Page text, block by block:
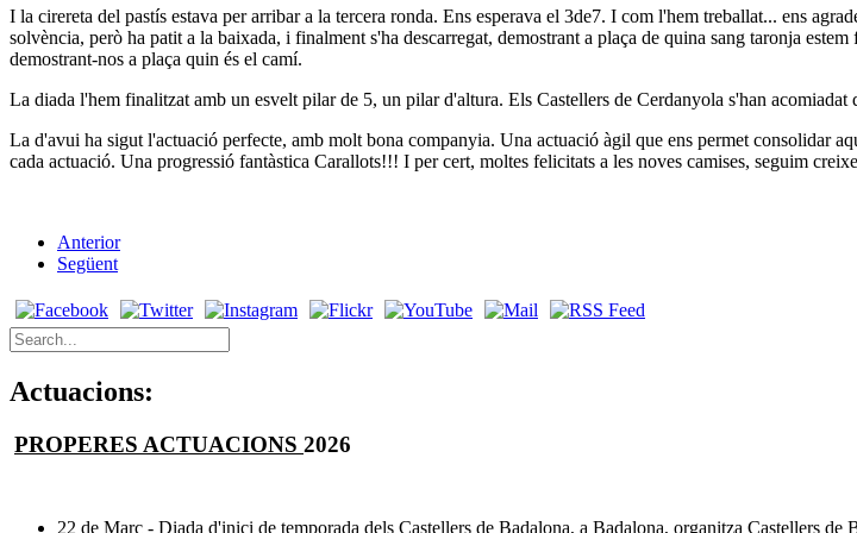
I la cirereta del pastís estava per arribar a la tercera ronda. Ens esperava el 3de7. I com l'hem treballat... ens
solvència, però ha patit a la baixada, i finalment s'ha descarregat, demostrant a plaça de quina sang taronja
demostrant-nos a plaça quin és el camí.
La diada l'hem finalitzat amb un esvelt pilar de 5, un pilar d'altura. Els Castellers de Cerdanyola s'han acomiadat
La d'avui ha sigut l'actuació perfecte, amb molt bona companyia. Una actuació àgil que ens permet consolidar
cada actuació. Una progressió fantàstica Carallots!!! I per cert, moltes felicitats a les noves camises, seguim
Anterior
Següent
Actuacions:
PROPERES ACTUACIONS 2026
22 de Març - Diada d'inici de temporada dels Castellers de Badalona, a Badalona, organitza Castellers